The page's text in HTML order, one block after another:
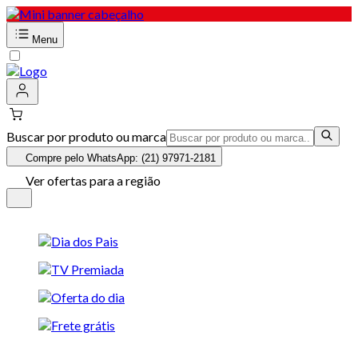
Menu
Buscar por produto ou marca
Compre pelo WhatsApp: (21) 97971-2181
Ver ofertas para a região